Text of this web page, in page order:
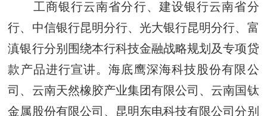
工商银行云南省分行、建设银行云南省分
行、中信银行昆明分行、光大银行昆明分行、富
滇银行分别围绕本行科技金融战略规划及专项贷
款产品进行宣讲。海底鹰深海科技股份有限公
司、云南天然橡胶产业集团有限公司、云南国钛
金属股份有限公司、昆明东电科技有限公司分别